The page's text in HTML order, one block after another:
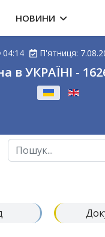
НОВИНИ
04:14 П'ятниця:
в УКРАЇНІ -
Пошук